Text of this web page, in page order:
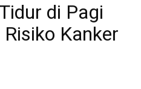
di Pagi
Kanker